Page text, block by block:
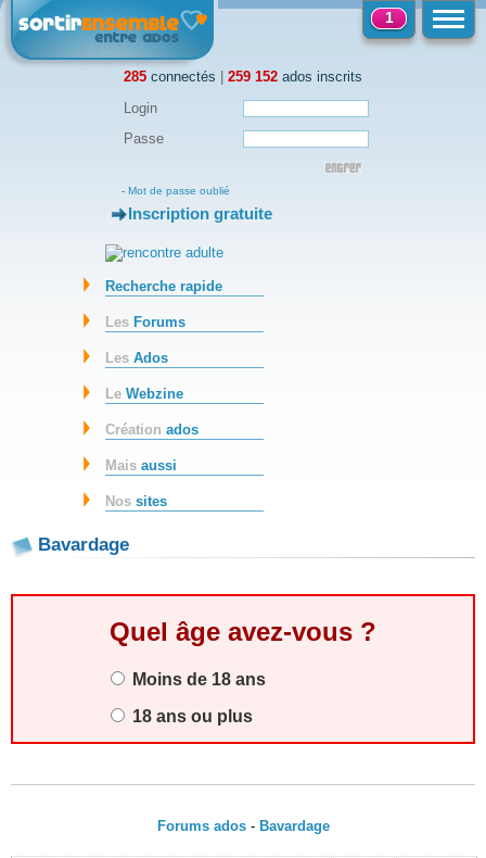
285 connectés | 259 152 ados inscrits
1
Login
Passe
- Mot de passe oublié
-Inscription gratuite
Recherche rapide
Les Forums
LesAdos
LeWebzine
Créationados
Maisaussi
Nossites
Bavardage
Quel âge avez-vous ?
Moins de 18 ans
18 ans ou plus
Forums ados- Bavardage